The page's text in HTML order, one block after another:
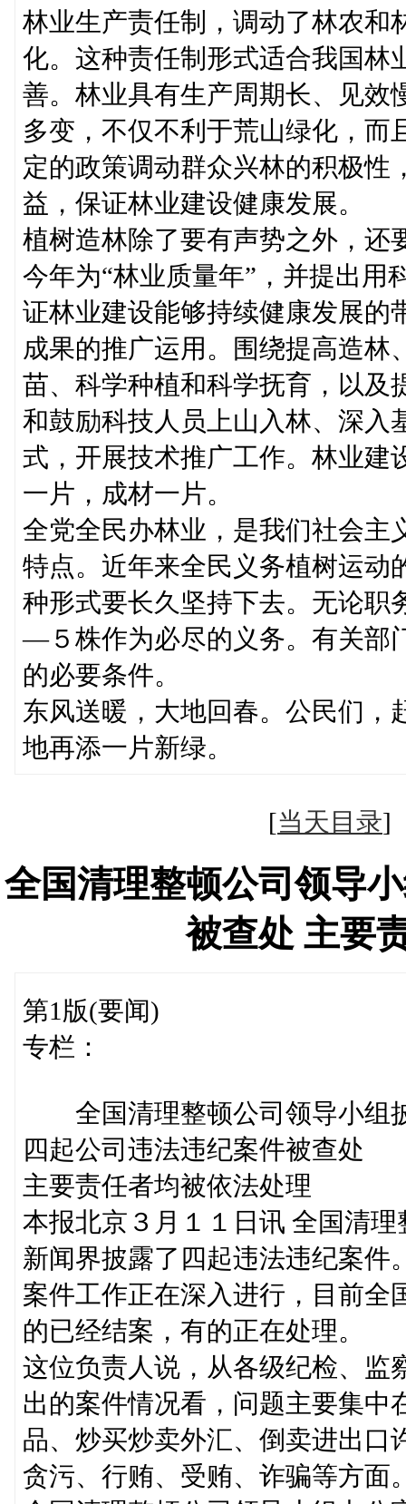
林业生产责任制，调动了林农和
化。这种责任制形式适合我国林
善。林业具有生产周期长、见效
多变，不仅不利于荒山绿化，而
定的政策调动群众兴林的积极性
益，保证林业建设健康发展。
植树造林除了要有声势之外，还
今年为“林业质量年”，并提出用
证林业建设能够持续健康发展的
成果的推广运用。围绕提高造林
苗、科学种植和科学抚育，以及
和鼓励科技人员上山入林、深入
式，开展技术推广工作。林业建
一片，成材一片。
全党全民办林业，是我们社会主
特点。近年来全民义务植树运动
种形式要长久坚持下去。无论职
—５株作为必尽的义务。有关部
的必要条件。
东风送暖，大地回春。公民们，
地再添一片新绿。
[当天目录
全国清理整顿公司领导
被查处 主要
第1版(要闻)
专栏：
全国清理整顿公司领导小组
四起公司违法违纪案件被查处
主要责任者均被依法处理
本报北京３月１１日讯 全国清
新闻界披露了四起违法违纪案件
案件工作正在深入进行，目前全
的已经结案，有的正在处理。
这位负责人说，从各级纪检、监
出的案件情况看，问题主要集中
品、炒买炒卖外汇、倒卖进出口
贪污、行贿、受贿、诈骗等方面